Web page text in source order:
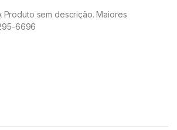
Produto sem descrição. Maiores
6696